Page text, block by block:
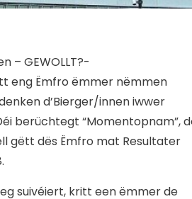
– GEWOLLT?-
eng Ëmfro ëmmer nëmmen
d’Bierger/innen iwwer
berüchtegt “Momentopnam”,
gëtt dës Ëmfro mat Resultater
suivéiert, kritt een ëmmer de